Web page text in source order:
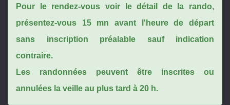
Pour le rendez-vous voir le détail de la rando,
présentez-vous 15 mn avant l'heure de départ
sans inscription préalable sauf indication
contraire.
Les randonnées peuvent être inscrites ou
annulées la veille au plus tard à 20 h.